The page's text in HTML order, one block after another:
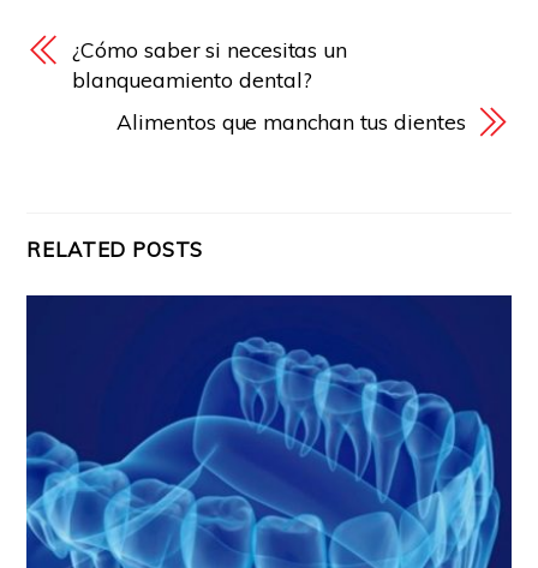
¿Cómo saber si necesitas un
blanqueamiento dental?
Alimentos que manchan tus dientes
RELATED POSTS